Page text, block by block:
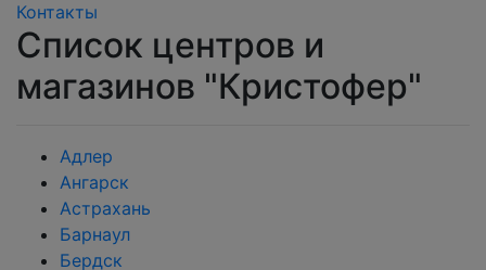
Контакты
Список центров и
магазинов "Кристофер"
Адлер
Ангарск
Астрахань
Барнаул
Бердск